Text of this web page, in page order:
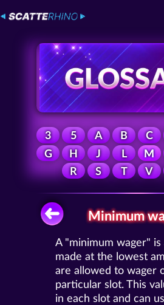
3 5 A B C
G
H J L M
R
S T V
Minimum
A "minimum wager" is
made at the lowest
are allowed to wager
particular slot. This
in each slot and can